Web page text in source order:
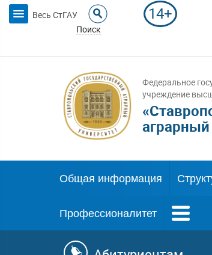
Весь СтГАУ
Поиск
14+
Федеральное
учреждение
аграрный
Общая информация
Профессионалитет